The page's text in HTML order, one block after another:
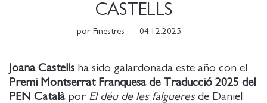
CASTELLS
por Finestres 04.12.2025
Joana Castells ha sido galardonada este año con el
Premi Montserrat Franquesa de Traducció 2025 del
PEN Catalàpor El déu de les falgueresde Daniel